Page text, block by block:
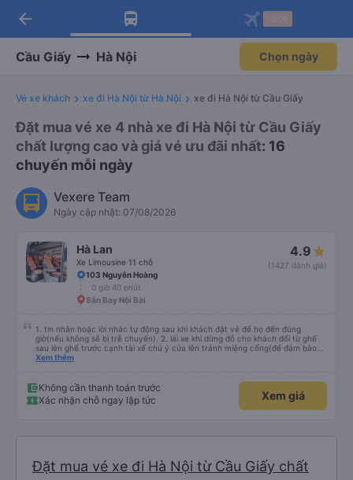
Tải app Vexere ngay!
Nhận ưu đãi thành viên độc
Mở app
Tải app Vexere
-30k/ghế khi đặt vé máy bay qua
Mở app
arrow_back
Cầu Giấy Hà Nội Chọn ngày
Vé xe khách xe đi Hà Nội từ Hà Nội xe đi Hà Nội từ Cầu Giấy
Đặt mua vé xe 4 nhà xe đi Hà Nội từ Cầu Giấy
chất lượng cao và giá vé ưu đãi nhất: 16
chuyến mỗi ngày
Vexere Team
Ngày cập nhật: 07/08/2026
Hà Lan
Xe Limousine 11 chỗ
4.9
(1427 đánh giá)
103 Nguyễn Hoàng
0 giờ 40 phút
Sân Bay Nội Bài
1. tin nhắn hoặc lời nhắc tự động sau khi khách đặt vé để họ đến đúng
giờ(nếu không sẽ bị trễ chuyến). 2. lái xe khi dừng đỗ cho khách đổi từ ghế
sau lên ghế trước cạnh tài xế chú ý cửa lên tránh miệng cống(để đảm bảo
an toàn cho khách- tại HN: miệng cống bằng sắt chữ nhật dạng ô lưới, cửa
Tng kịp 20h, để khách nối chuyến Xe 11 chỗ nên thoáng đãng.
Xem thêm
Không cần thanh toán trước
Xác nhận chỗ ngay lập tức
Xem giá
Đặt mua vé xe đi Hà Nội từ Cầu Giấy chất